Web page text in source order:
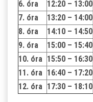
6. óra
12:20 – 13:00
7. óra
13:20 – 14:00
8. óra
14:10 – 14:50
9. óra
15:00 – 15:40
10. óra 15:50 – 16:30
11. óra 16:40 – 17:20
12. óra 17:30 – 18:10